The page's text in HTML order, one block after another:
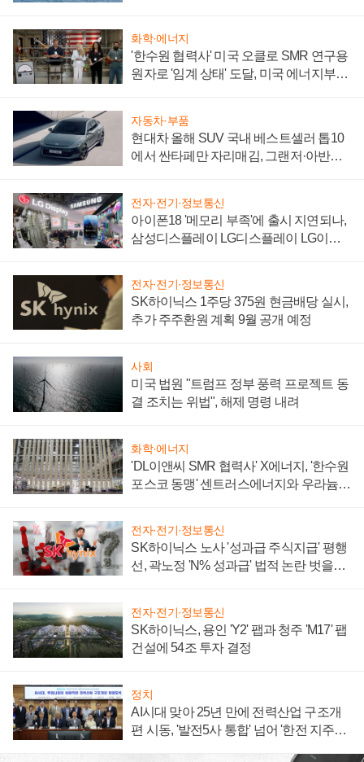
화학·에너지
'한수원 협력사' 미국 오클로 SMR 연구용
원자로 '임계 상태' 도달, 미국 에너지부
자동차·부품
현대차 올해 SUV 국내 베스트셀러 톱10
에서 싼타페만 자리매김, 그랜저·아반떼
전자·전기·정보통신
아이폰18 '메모리 부족'에 출시 지연되나,
삼성디스플레이 LG디스플레이 LG이노
전자·전기·정보통신
SK하이닉스 1주당 375원 현금배당 실시,
추가 주주환원 계획 9월 공개 예정
사회
미국 법원 "트럼프 정부 풍력 프로젝트 동
결 조치는 위법", 해제 명령 내려
화학·에너지
'DL이앤씨 SMR 협력사' X에너지, '한수원
포스코 동맹' 센트러스에너지와 우라늄
전자·전기·정보통신
SK하이닉스 노사 '성과급 주식지급' 평행
선, 곽노정 'N% 성과급' 법적 논란 벗을지
전자·전기·정보통신
SK하이닉스, 용인 'Y2' 팹과 청주 'M17' 팹
건설에 54조 투자 결정
정치
AI시대 맞아 25년 만에 전력산업 구조개
편 시동, '발전5사 통합' 넘어 '한전 지주사'